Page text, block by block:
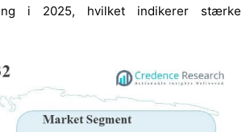
i 2025, hvilket indikerer stærke